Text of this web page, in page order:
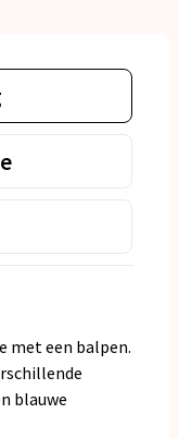
met een balpen.
blauwe